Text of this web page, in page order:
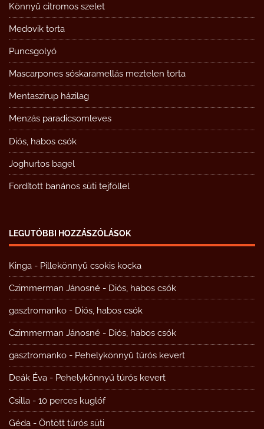
Könnyű citromos szelet
Medovik torta
Puncsgolyó
Mascarpones sóskaramellás meztelen torta
Mentaszirup házilag
Menzás paradicsomleves
Diós, habos csók
Joghurtos bagel
Fordított banános süti tejföllel
LEGUTÓBBI HOZZÁSZÓLÁSOK
Kinga - Pillekönnyű csokis kocka
Czimmerman Jánosné - Diós, habos csók
gasztromanko - Diós, habos csók
Czimmerman Jánosné - Diós, habos csók
gasztromanko - Pehelykönnyű túrós kevert
Deák Éva - Pehelykönnyű túrós kevert
Csilla - 10 perces kuglóf
Géda - Öntött túrós süti